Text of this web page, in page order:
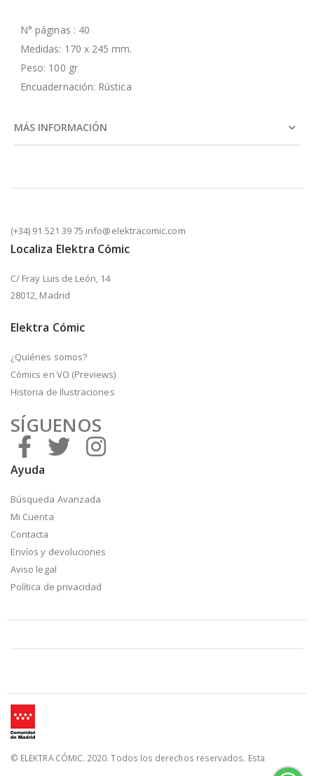
N° páginas : 40
Medidas: 170 x 245 mm.
Peso: 100 gr
Encuadernación: Rústica
MÁS INFORMACIÓN
(+34) 91 521 39 75 info@elektracomic.com
Localiza Elektra Cómic
C/ Fray Luis de León, 14
28012, Madrid
Elektra Cómic
¿Quiénes somos?
Cómics en VO (Previews)
Historia de Ilustraciones
SÍGUENOS
Ayuda
Búsqueda Avanzada
Mi Cuenta
Contacta
Envíos y devoluciones
Aviso legal
Política de privacidad
© ELEKTRA CÓMIC. 2020. Todos los derechos reservados. Esta